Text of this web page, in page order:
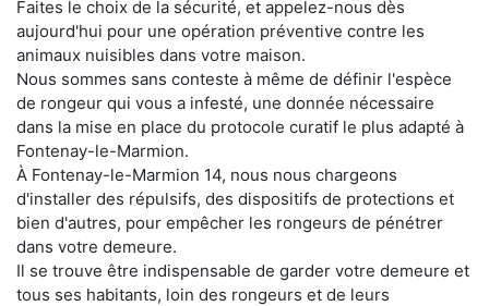
Faites le choix de la sécurité, et appelez-nous dès
aujourd'hui pour une opération préventive contre les
animaux nuisibles dans votre maison.
Nous sommes sans conteste à même de définir l'espèce
de rongeur qui vous a infesté, une donnée nécessaire
dans la mise en place du protocole curatif le plus adapté à
Fontenay-le-Marmion.
À Fontenay-le-Marmion 14, nous nous chargeons
d'installer des répulsifs, des dispositifs de protections et
bien d'autres, pour empêcher les rongeurs de pénétrer
dans votre demeure.
Il se trouve être indispensable de garder votre demeure et
tous ses habitants, loin des rongeurs et de leurs